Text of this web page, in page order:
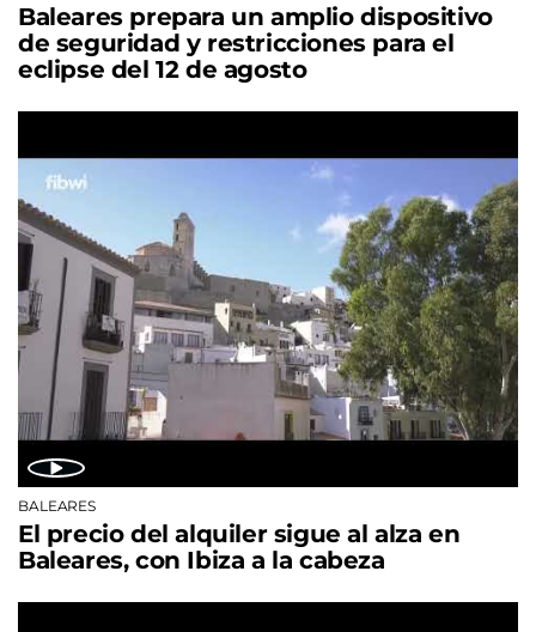
Baleares prepara un amplio dispositivo
de seguridad y restricciones para el
eclipse del 12 de agosto
BALEARES
El precio del alquiler sigue al alza en
Baleares, con Ibiza a la cabeza